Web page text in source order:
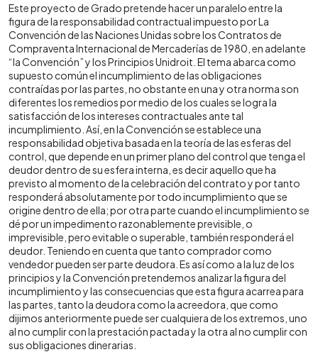
Este proyecto de Grado pretende hacer un paralelo entre la
figura de la responsabilidad contractual impuesto por La
Convención de las Naciones Unidas sobre los Contratos de
Compraventa Internacional de Mercaderías de 1980, en adelante
“la Convención” y los Principios Unidroit. El tema abarca como
supuesto común el incumplimiento de las obligaciones
contraídas por las partes, no obstante en una y otra norma son
diferentes los remedios por medio de los cuales se logra la
satisfacción de los intereses contractuales ante tal
incumplimiento. Así, en la Convención se establece una
responsabilidad objetiva basada en la teoría de las esferas del
control, que depende en un primer plano del control que tenga el
deudor dentro de su esfera interna, es decir aquello que ha
previsto al momento de la celebración del contrato y por tanto
responderá absolutamente por todo incumplimiento que se
origine dentro de ella; por otra parte cuando el incumplimiento se
dé por un impedimento razonablemente previsible, o
imprevisible, pero evitable o superable, también responderá el
deudor. Teniendo en cuenta que tanto comprador como
vendedor pueden ser parte deudora. Es así como a la luz de los
principios y la Convención pretendemos analizar la figura del
incumplimiento y las consecuencias que esta figura acarrea para
las partes, tanto la deudora como la acreedora, que como
dijimos anteriormente puede ser cualquiera de los extremos, uno
al no cumplir con la prestación pactada y la otra al no cumplir con
sus obligaciones dinerarias.